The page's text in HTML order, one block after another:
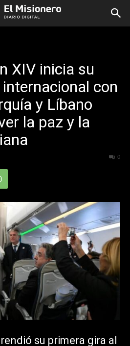
XIV inicia su
con
y Líbano
la paz y la
0
su primera gira al